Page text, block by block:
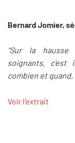
Bernard Jomier,
"Sur la hausse
soignants, c'est
combien et
Voir l'extrait